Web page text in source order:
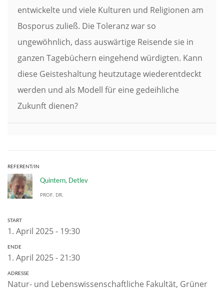
entwickelte und viele Kulturen und Religionen am
Bosporus zuließ. Die Toleranz war so
ungewöhnlich, dass auswärtige Reisende sie in
ganzen Tagebüchern eingehend würdigten. Kann
diese Geisteshaltung heutzutage wiederentdeckt
werden und als Modell für eine gedeihliche
Zukunft dienen?
REFERENT/IN
Quintern, Detlev
PROF. DR.
START
1. April 2025 - 19:30
ENDE
1. April 2025 - 21:30
ADRESSE
Natur- und Lebenswissenschaftliche Fakultät, Grüner